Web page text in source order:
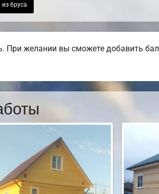
бруса
желании вы сможете добавить